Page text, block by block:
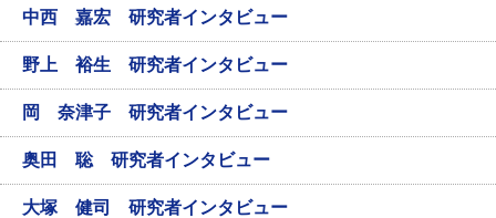
中西 嘉宏 研究者インタビュー
野上 裕生 研究者インタビュー
岡 奈津子 研究者インタビュー
奥田 聡 研究者インタビュー
大塚 健司 研究者インタビュー